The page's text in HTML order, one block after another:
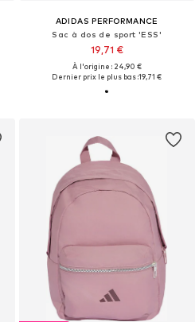
ADIDAS PERFORMANCE
Sac à dos de sport 'ESS'
19,71 €
À l'origine : 24,90 €
Dernier prix le plus bas :19,71 €